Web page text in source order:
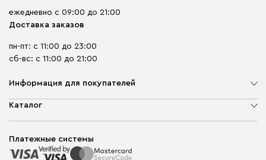
ежедневно с 09:00 до 21:00
Доставка заказов
пн-пт: с 11:00 до 23:00
сб-вс: с 11:00 до 21:00
Информация для покупателей
О компании
Способы оплаты
Рассрочка и кредит
Каталог
Корпусная мебель
Распродажа мебели
Платежные системы